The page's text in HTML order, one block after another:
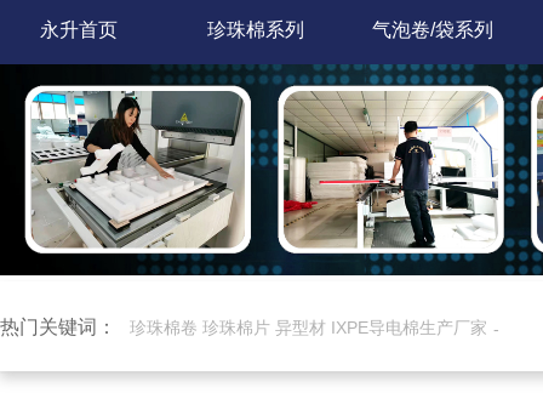
永升首页 珍珠棉系列 气泡卷/袋系列
热门关键词： 珍珠棉卷 珍珠棉片 异型材 IXPE导电棉生产厂家